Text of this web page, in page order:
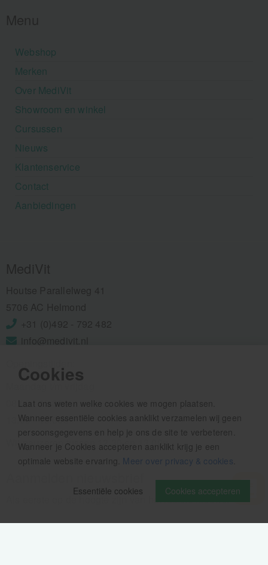
Cookies
Laat ons weten welke cookies we mogen plaatsen.
Wanneer essentiële cookies aanklikt verzamelen wij geen
persoonsgegevens en help je ons de site te verbeteren.
Wanneer je Cookies accepteren aanklikt krijg je een
optimale website ervaring. Meer over privacy & cookies
Cookies accepteren
Essentiële cookies
Webshop
Merken
Over MediVit
Showroom en winkel
Cursussen
Nieuws
Klantenservice
Contact
Aanbiedingen
08.00 - 12.30u
13.00 - 16.00u
Wij pauzeren tussen 12.30 en 13.00u
Als eerste op de hoogte zijn van het laatste nieuws: